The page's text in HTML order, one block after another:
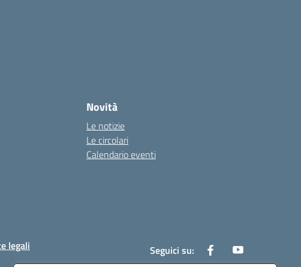
Novità
Le notizie
Le circolari
Calendario eventi
legali Seguici su: